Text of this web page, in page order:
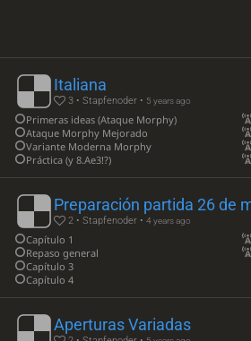
Italiana
3 • Stapfenoder • 5 years ago
Primeras ideas (Ataque Morphy)
Ataque Morphy Mejorado
Variante Moderna Morphy
Práctica (y 8.Ae3!?)
2 • Stapfenoder •4 years ago
Capítulo 1
Repaso general
Capítulo 3
Capítulo 4
Aperturas Variadas